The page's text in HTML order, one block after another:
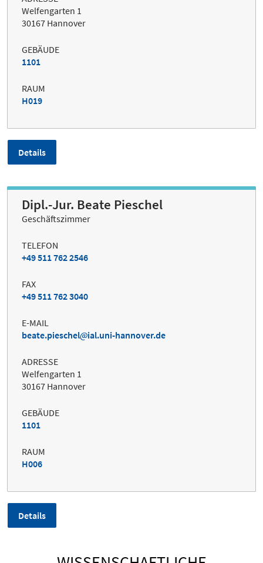
Welfengarten 1
30167 Hannover
GEBÄUDE
1101
RAUM
H019
Details
Dipl.-Jur. Beate Pieschel
Geschäftszimmer
TELEFON
+49 511 762 2546
FAX
+49 511 762 3040
E-MAIL
beate.pieschel
ial.uni-hannover.de
ADRESSE
Welfengarten 1
30167 Hannover
GEBÄUDE
1101
RAUM
H006
Details